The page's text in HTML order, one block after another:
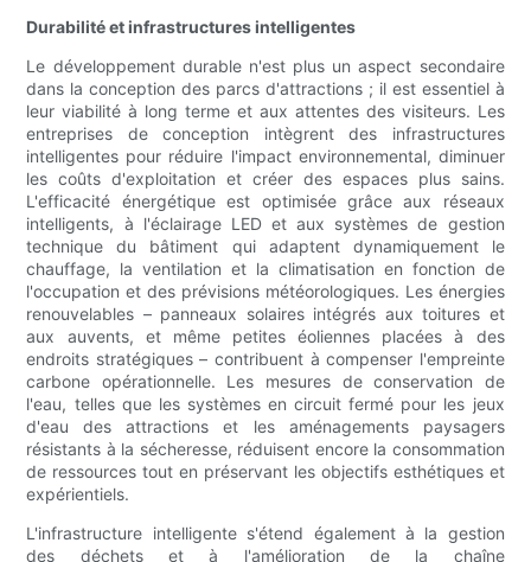
Durabilité et infrastructures intelligentes
Le développement durable n'est plus un aspect secondaire
dans la conception des parcs d'attractions ; il est essentiel à
leur viabilité à long terme et aux attentes des visiteurs. Les
entreprises de conception intègrent des infrastructures
intelligentes pour réduire l'impact environnemental, diminuer
les coûts d'exploitation et créer des espaces plus sains.
L'efficacité énergétique est optimisée grâce aux réseaux
intelligents, à l'éclairage LED et aux systèmes de gestion
technique du bâtiment qui adaptent dynamiquement le
chauffage, la ventilation et la climatisation en fonction de
l'occupation et des prévisions météorologiques. Les énergies
renouvelables – panneaux solaires intégrés aux toitures et
aux auvents, et même petites éoliennes placées à des
endroits stratégiques – contribuent à compenser l'empreinte
carbone opérationnelle. Les mesures de conservation de
l'eau, telles que les systèmes en circuit fermé pour les jeux
d'eau des attractions et les aménagements paysagers
résistants à la sécheresse, réduisent encore la consommation
de ressources tout en préservant les objectifs esthétiques et
expérientiels.
L'infrastructure intelligente s'étend également à la gestion
des déchets et à l'amélioration de la chaîne